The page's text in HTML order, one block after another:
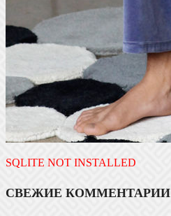
SQLITE NOT INSTALLED
СВЕЖИЕ КОММЕНТАРИИ